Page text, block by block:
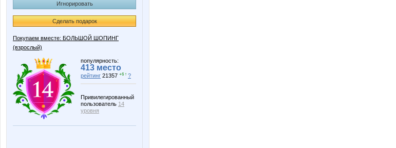
Игнорировать
Сделать подарок
Покупаем вместе: БОЛЬШОЙ ШОПИНГ
(взрослый)
популярность:
413 место
рейтинг 21357 +6 ↑ ?
Привилегированный
пользователь 14
уровня